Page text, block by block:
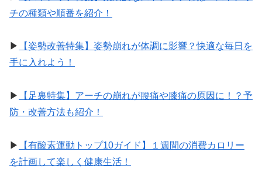
チの種類や順番を紹介！
▶︎
【姿勢改善特集】姿勢崩れが体調に影響？快適な毎日を
手に入れよう！
▶︎
【足裏特集】アーチの崩れが腰痛や膝痛の原因に！？予
防・改善方法も紹介！
▶︎
【有酸素運動トップ10ガイド】１週間の消費カロリー
を計画して楽しく健康生活！